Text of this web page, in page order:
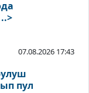
07.08.2026 17:43
пул